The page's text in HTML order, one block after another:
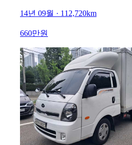
14년 09월 · 112,720km
660만원